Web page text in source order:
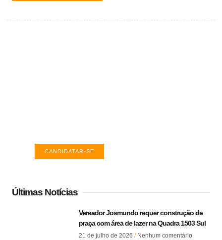
CANDIDATAR-SE
Últimas Notícias
Vereador Josmundo requer construção de
praça com área de lazer na Quadra 1503 Sul
21 de julho de 2026 Nenhum comentário